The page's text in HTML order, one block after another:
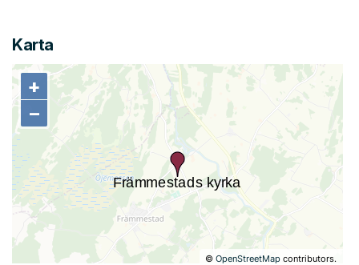
Karta
+
−
©OpenStreetMap contributors.
+
−